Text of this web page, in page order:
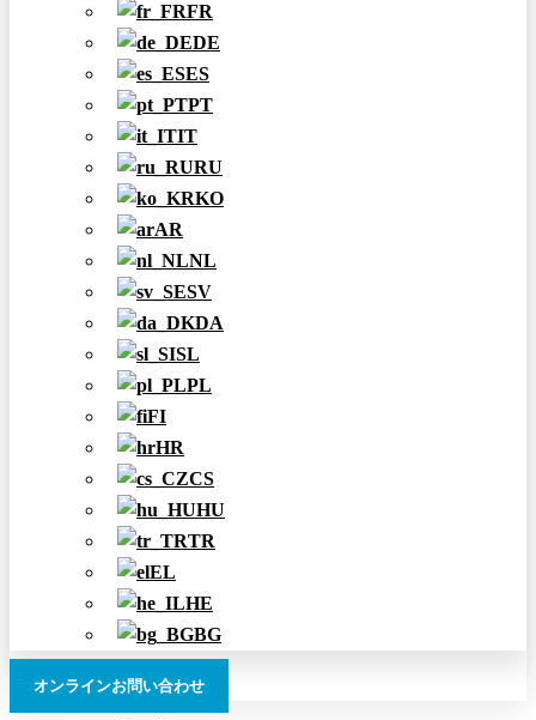
FR
DE
ES
PT
IT
RU
KO
AR
NL
SV
DA
SL
PL
FI
HR
CS
HU
TR
EL
HE
BG
オンラインお問い合わせ